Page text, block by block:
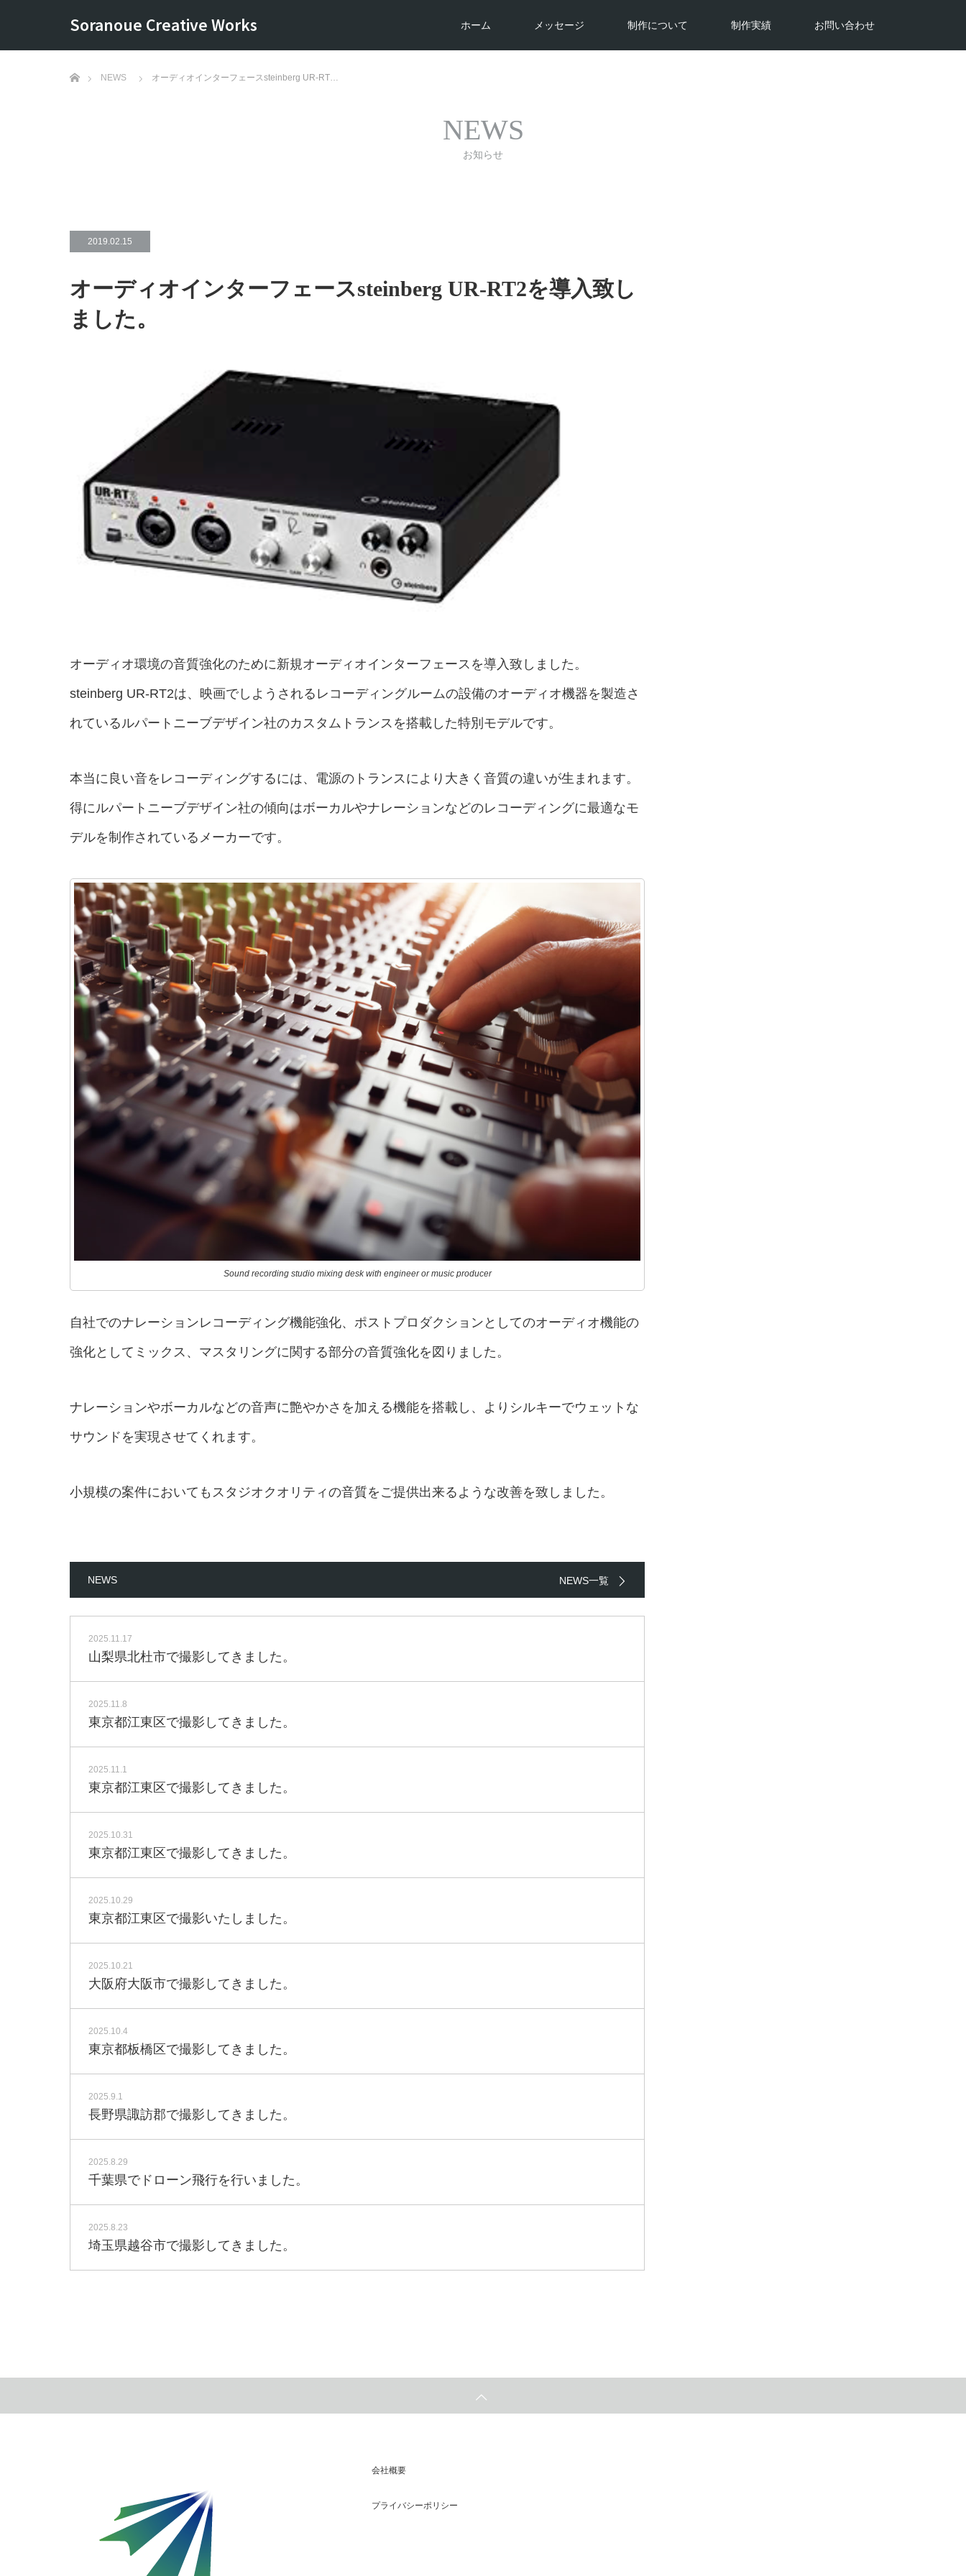
Soranoue Creative Works ホーム メッセージ 制作について 制作実績 お問い合わせ
NEWS オーディオインターフェースsteinberg UR-RT…
NEWS
お知らせ
2019.02.15
オーディオインターフェースsteinberg UR-RT2を導入致し
ました。
オーディオ環境の音質強化のために新規オーディオインターフェースを導入致しました。
steinberg UR-RT2は、映画でしようされるレコーディングルームの設備のオーディオ機器を製造さ
れているルパートニーブデザイン社のカスタムトランスを搭載した特別モデルです。
本当に良い音をレコーディングするには、電源のトランスにより大きく音質の違いが生まれます。
得にルパートニーブデザイン社の傾向はボーカルやナレーションなどのレコーディングに最適なモ
デルを制作されているメーカーです。
Sound recording studio mixing desk with engineer or music producer
自社でのナレーションレコーディング機能強化、ポストプロダクションとしてのオーディオ機能の
強化としてミックス、マスタリングに関する部分の音質強化を図りました。
ナレーションやボーカルなどの音声に艶やかさを加える機能を搭載し、よりシルキーでウェットな
サウンドを実現させてくれます。
小規模の案件においてもスタジオクオリティの音質をご提供出来るような改善を致しました。
NEWS NEWS一覧
2025.11.17
山梨県北杜市で撮影してきました。
2025.11.8
東京都江東区で撮影してきました。
2025.11.1
東京都江東区で撮影してきました。
2025.10.31
東京都江東区で撮影してきました。
2025.10.29
東京都江東区で撮影いたしました。
2025.10.21
大阪府大阪市で撮影してきました。
2025.10.4
東京都板橋区で撮影してきました。
2025.9.1
長野県諏訪郡で撮影してきました。
2025.8.29
千葉県でドローン飛行を行いました。
2025.8.23
埼玉県越谷市で撮影してきました。
会社概要
プライバシーポリシー